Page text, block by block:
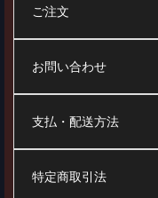
ご注文
お問い合わせ
支払・配送方法
特定商取引法